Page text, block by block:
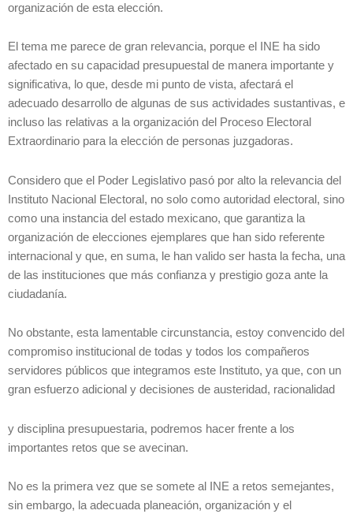
organización de esta elección.
El tema me parece de gran relevancia, porque el INE ha sido
afectado en su capacidad presupuestal de manera importante y
significativa, lo que, desde mi punto de vista, afectará el
adecuado desarrollo de algunas de sus actividades sustantivas, e
incluso las relativas a la organización del Proceso Electoral
Extraordinario para la elección de personas juzgadoras.
Considero que el Poder Legislativo pasó por alto la relevancia del
Instituto Nacional Electoral, no solo como autoridad electoral, sino
como una instancia del estado mexicano, que garantiza la
organización de elecciones ejemplares que han sido referente
internacional y que, en suma, le han valido ser hasta la fecha, una
de las instituciones que más confianza y prestigio goza ante la
ciudadanía.
No obstante, esta lamentable circunstancia, estoy convencido del
compromiso institucional de todas y todos los compañeros
servidores públicos que integramos este Instituto, ya que, con un
gran esfuerzo adicional y decisiones de austeridad, racionalidad
y disciplina presupuestaria, podremos hacer frente a los
importantes retos que se avecinan.
No es la primera vez que se somete al INE a retos semejantes,
sin embargo, la adecuada planeación, organización y el